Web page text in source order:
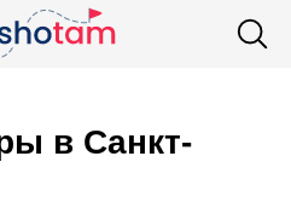
в Санкт-